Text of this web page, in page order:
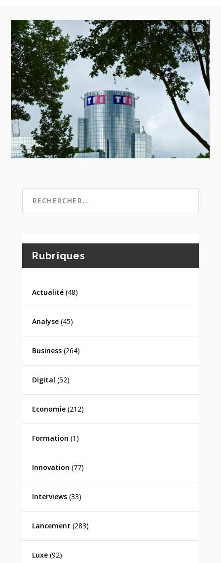
Rubriques
Actualité(48)
Analyse(45)
Business(264)
Digital (52)
Economie(212)
Formation (1)
Innovation (77)
Interviews(33)
Lancement (283)
Luxe(92)